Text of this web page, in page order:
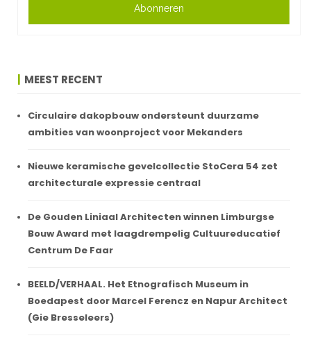
Abonneren
MEEST RECENT
Circulaire dakopbouw ondersteunt duurzame
ambities van woonproject voor Mekanders
Nieuwe keramische gevelcollectie StoCera 54 zet
architecturale expressie centraal
De Gouden Liniaal Architecten winnen Limburgse
Bouw Award met laagdrempelig Cultuureducatief
Centrum De Faar
BEELD/VERHAAL. Het Etnografisch Museum in
Boedapest door Marcel Ferencz en Napur Architect
(Gie Bresseleers)